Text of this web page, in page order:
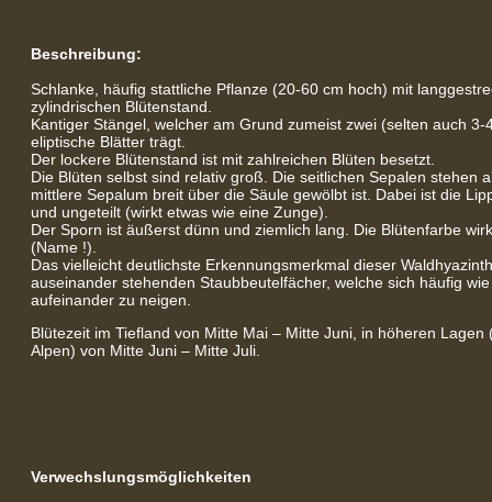
Beschreibung:
Schlanke, häufig stattliche Pflanze (20-60 cm hoch) mit
zylindrischen Blütenstand.
Kantiger Stängel, welcher am Grund zumeist zwei (selten auch 3-
eliptische Blätter trägt.
Der lockere Blütenstand ist mit zahlreichen Blüten besetzt.
Die Blüten selbst sind relativ groß. Die seitlichen Sepalen stehen
mittlere Sepalum breit über die Säule gewölbt ist. Dabei ist die
und ungeteilt (wirkt etwas wie eine Zunge).
Der Sporn ist äußerst dünn und ziemlich lang. Die Blütenfarbe
(Name !).
Das vielleicht deutlichste Erkennungsmerkmal dieser
auseinander stehenden Staubbeutelfächer, welche sich häufig
aufeinander zu neigen.
Blütezeit im Tiefland von Mitte Mai – Mitte Juni, in höheren Lagen
Alpen) von Mitte Juni – Mitte Juli.
Verwechslungsmöglichkeiten